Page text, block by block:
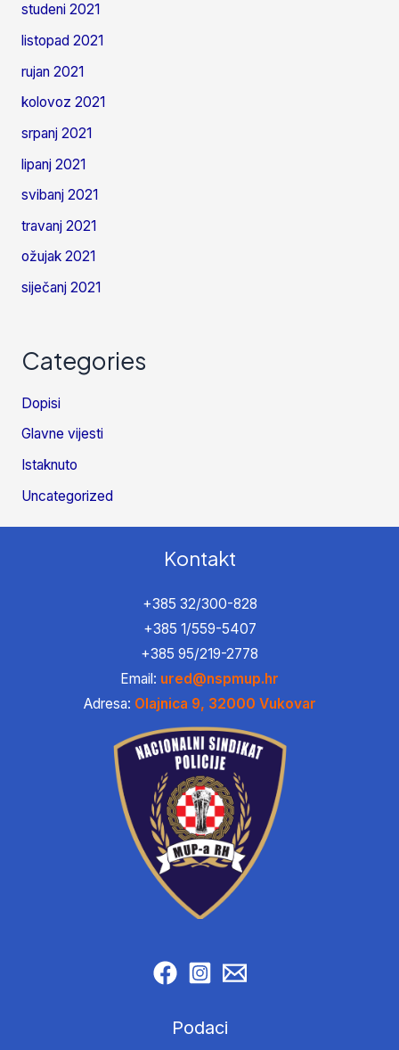
studeni 2021
listopad 2021
rujan 2021
kolovoz 2021
srpanj 2021
lipanj 2021
svibanj 2021
travanj 2021
ožujak 2021
siječanj 2021
Categories
Dopisi
Glavne vijesti
Istaknuto
Uncategorized
Kontakt
+385 32/300-828
+385 1/559-5407
+385 95/219-2778
Email: ured@nspmup.hr
Adresa: Olajnica 9, 32000 Vukovar
Podaci